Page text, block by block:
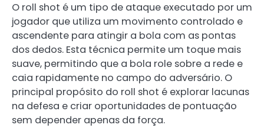
O roll shot é um tipo de ataque executado por um
jogador que utiliza um movimento controlado e
ascendente para atingir a bola com as pontas
dos dedos. Esta técnica permite um toque mais
suave, permitindo que a bola role sobre a rede e
caia rapidamente no campo do adversário. O
principal propósito do roll shot é explorar lacunas
na defesa e criar oportunidades de pontuação
sem depender apenas da força.